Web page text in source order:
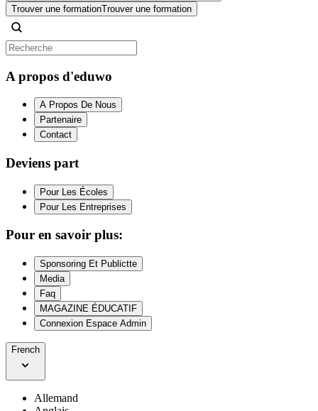
Trouver une formationTrouver une formation
A propos d'eduwo
A Propos De Nous
Partenaire
Contact
Deviens part
Pour Les Écoles
Pour Les Entreprises
Pour en savoir plus:
Sponsoring Et Publictte
Media
Faq
MAGAZINE ÉDUCATIF
Connexion Espace Admin
French
Allemand